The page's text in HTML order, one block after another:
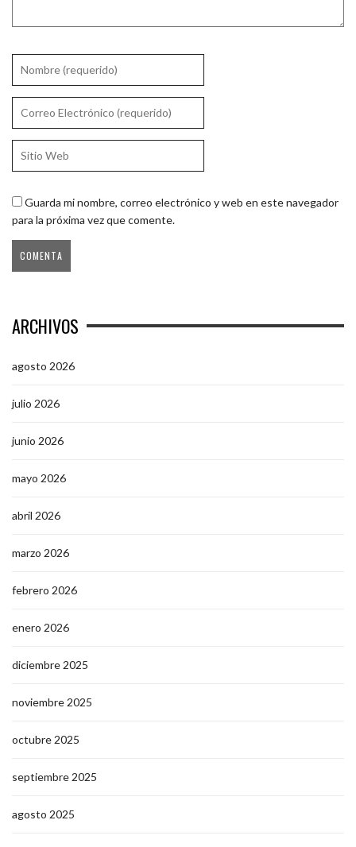
Guarda mi nombre, correo electrónico y web en este navegador
para la próxima vez que comente.
ARCHIVOS
agosto 2026
julio 2026
junio 2026
mayo 2026
abril 2026
marzo 2026
febrero 2026
enero 2026
diciembre 2025
noviembre 2025
octubre 2025
septiembre 2025
agosto 2025